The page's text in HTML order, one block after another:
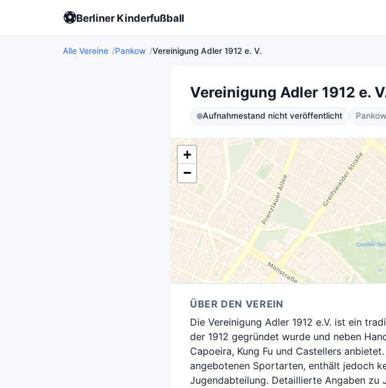
⚽Berliner Kinderfußball
Alle Vereine Pankow Vereinigung Adler 1912 e. V.
Vereinigung Adler 1912 e.
Aufnahmestand nicht veröffentlicht
+
−
ÜBER DEN VEREIN
Die Vereinigung Adler 1912 e.V. ist ein
der 1912 gegründet wurde und neben
Capoeira, Kung Fu und Castellers
angebotenen Sportarten, enthält jedoch
Jugendabteilung. Detaillierte Angaben zu